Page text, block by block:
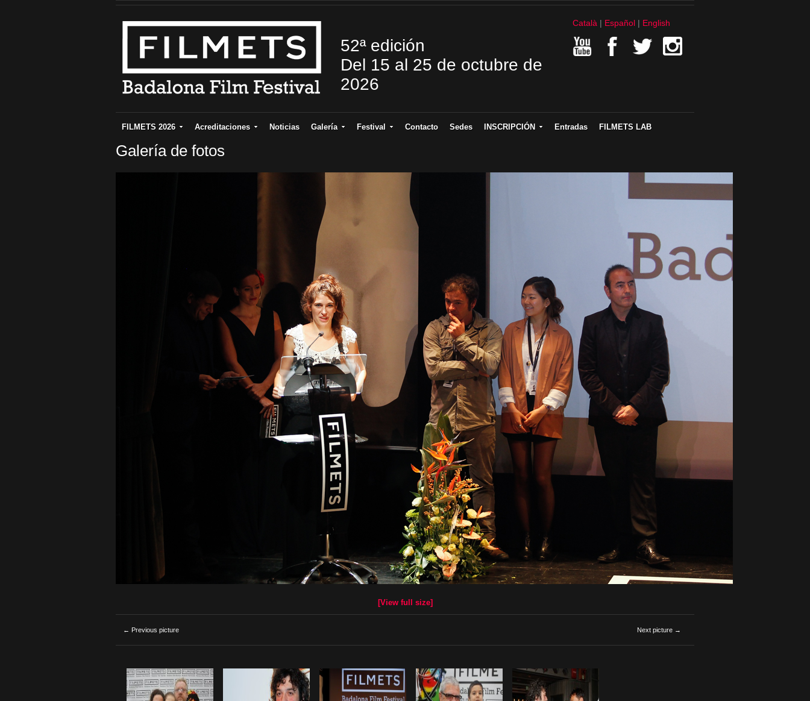
52ª edición
Del 15 al 25 de octubre de
2026
Català Español English
FILMETS 2026 Acreditaciones Noticias Galería Festival Contacto Sedes INSCRIPCIÓN Entradas FILMETS LAB
Galería de fotos
[View full size]
← Previous picture Next picture →